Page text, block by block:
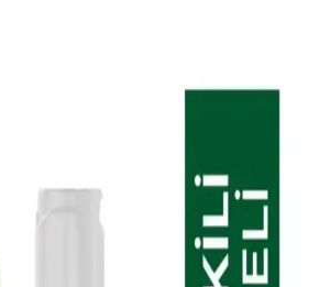
parfümsüz ve çevre dostu formülüyle
sunar.
Karma Ciltler İçin Aydınlatıcı
Seti İncelemesi
ciltler için aydınlatıcı ve yenileyici
cilt tonunu eşitler, gözenekleri
Düzenli kullanımda gözle görülür